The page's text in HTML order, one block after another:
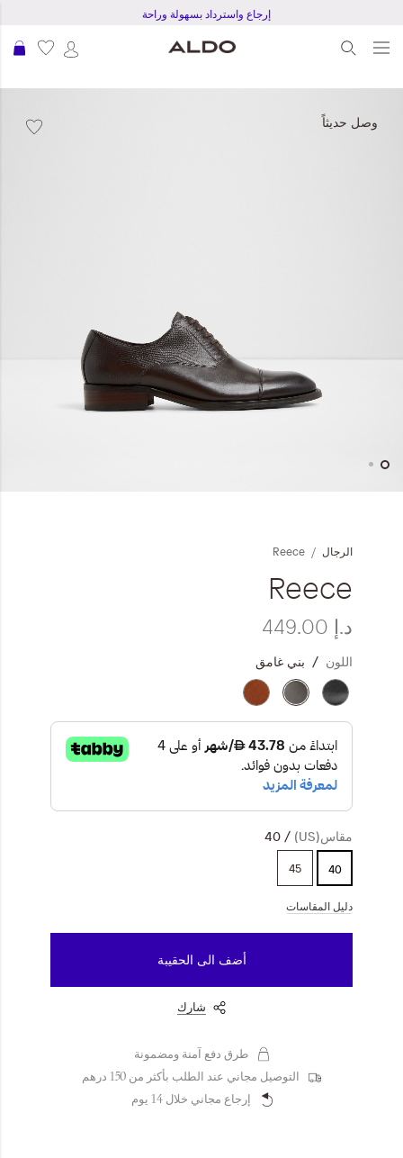
إرجاع واسترداد بسهولة وراحة
النهاية
وصل حديثاً
الرجال Reece
Reece
د.إ‏ 449.00
اللون بني غامق
مقاس(US) 40
40
45
دليل المقاسات
أضف الى الحقيبة
شارك
طرق دفع آمنة ومضمونة
التوصيل مجاني عند الطلب بأكثر من 150 درهم
إرجاع مجاني خلال 14 يوم